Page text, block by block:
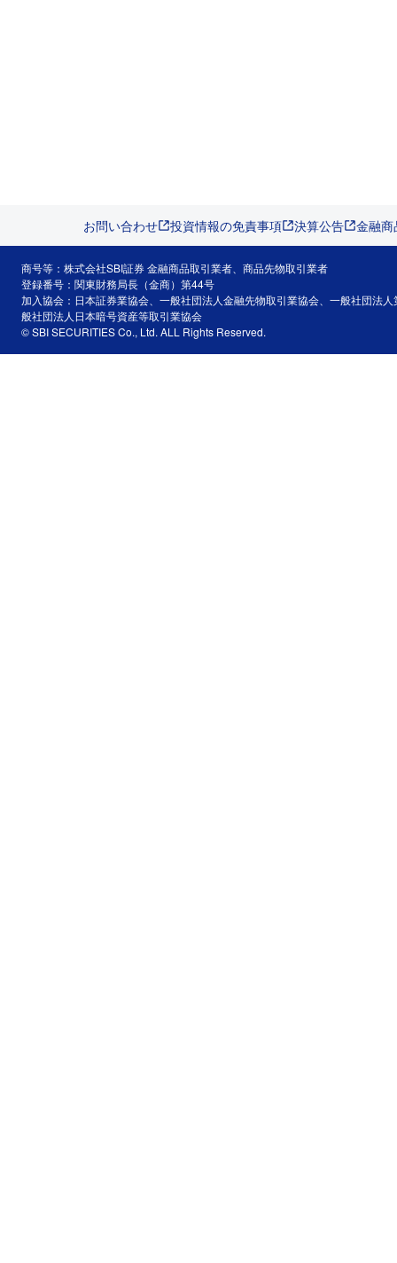
お問い合わせ 投資情報の免責事項 決算公告 金融
商号等：株式会社SBI証券 金融商品取引業者、商品先物取引業者
登録番号：関東財務局長（金商）第44号
加入協会：日本証券業協会、一般社団法人金融先物取引業協会、一般社団法
般社団法人日本暗号資産等取引業協会
© SBI SECURITIES Co., Ltd. ALL Rights Reserved.